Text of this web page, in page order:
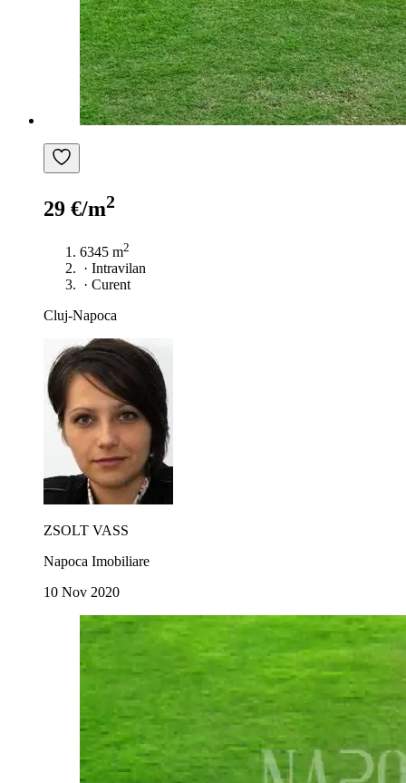
29 €/m2
6345 m2
· Intravilan
· Curent
Cluj-Napoca
ZSOLT VASS
Napoca Imobiliare
10 Nov 2020